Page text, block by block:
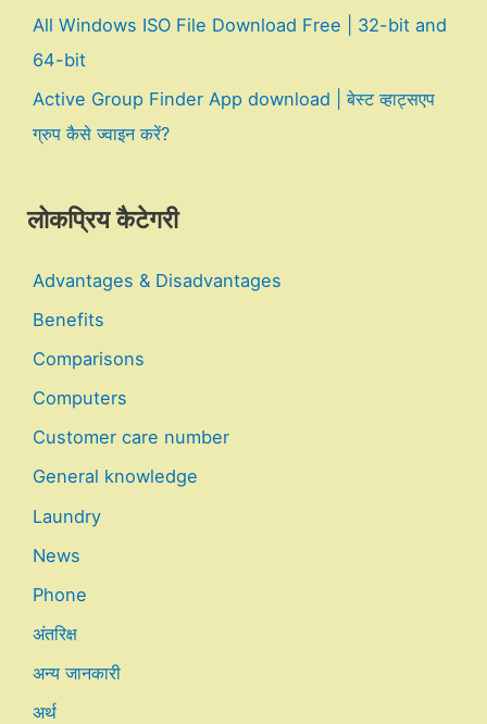
All Windows ISO File Download Free | 32-bit and
64-bit
Active Group Finder App download | बेस्ट व्हाट्सएप
ग्रुप कैसे ज्वाइन करें?
लोकप्रिय कैटेगरी
Advantages & Disadvantages
Benefits
Comparisons
Computers
Customer care number
General knowledge
Laundry
News
Phone
अंतरिक्ष
अन्य जानकारी
अर्थ